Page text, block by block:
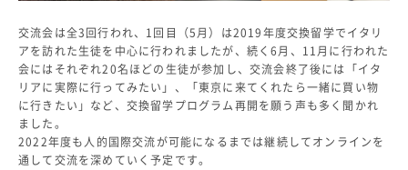
ENGLISHページ
個人情報保護への取り組み
このサイトについて
採用情報
地の塩、世の光（スクール・モットー）
交流会は全3回行われ、1回目（5月）は2019年度交換留学でイタリ
アを訪れた生徒を中心に行われましたが、続く6月、11月に行われた
会にはそれぞれ20名ほどの生徒が参加し、交流会終了後には「イタ
リアに実際に行ってみたい」、「東京に来てくれたら一緒に買い物
に行きたい」など、交換留学プログラム再開を願う声も多く聞かれ
ました。
2022年度も人的国際交流が可能になるまでは継続してオンラインを
通して交流を深めていく予定です。